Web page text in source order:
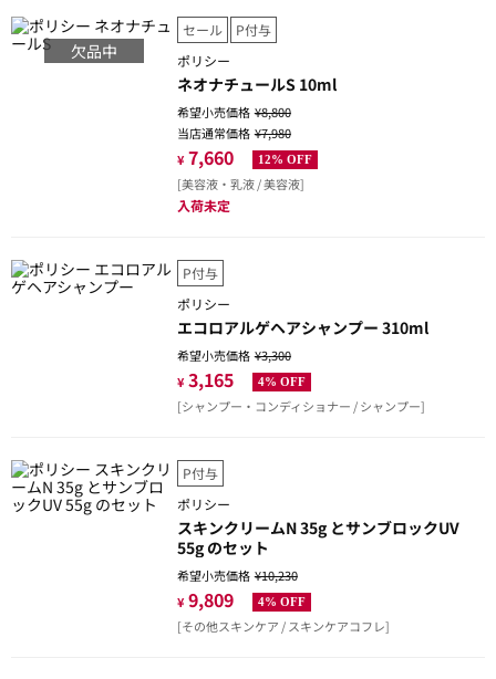
欠品中
セール
P付与
ポリシー
ネオナチュールS 10ml
希望小売価格¥8,800
当店通常価格¥7,980
¥ 7,660 12% OFF
[美容液・乳液 / 美容液]
入荷未定
P付与
ポリシー
エコロアルゲヘアシャンプー 310ml
希望小売価格¥3,300
¥ 3,165 4% OFF
[シャンプー・コンディショナー / シャンプー]
P付与
ポリシー
スキンクリームN 35g とサンブロックUV
55g のセット
希望小売価格¥10,230
¥ 9,809 4% OFF
[その他スキンケア / スキンケアコフレ]